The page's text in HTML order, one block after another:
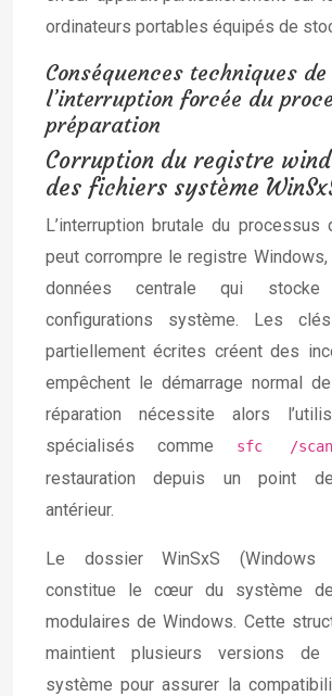
ordinateurs portables équipés de
Conséquences techniques de
l’interruption forcée du
préparation
Corruption du registre
des fichiers système
L’interruption brutale du processus
peut corrompre le registre
données centrale qui
configurations système. Les
partiellement écrites créent des
empêchent le démarrage normal
réparation nécessite alors
spécialisés comme
sfc /
restauration depuis un point
antérieur.
Le dossier WinSxS (Windows
constitue le cœur du système
modulaires de Windows. Cette
maintient plusieurs versions de
système pour assurer la